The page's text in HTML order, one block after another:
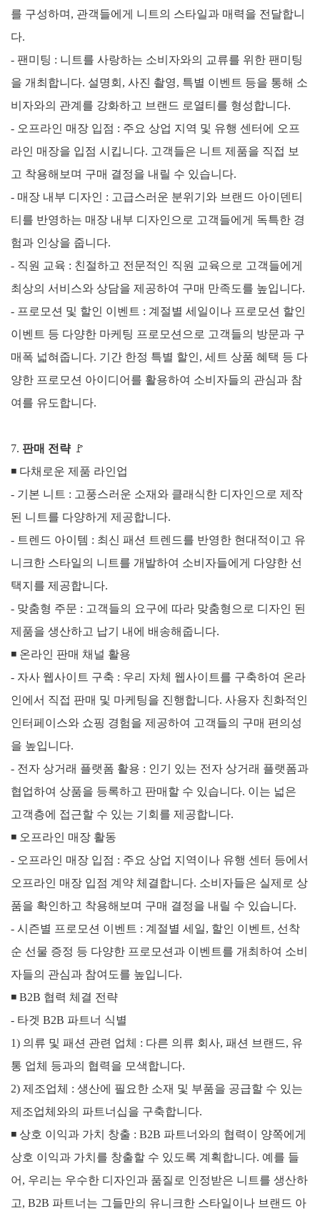
를 구성하며, 관객들에게 니트의 스타일과 매력을 전달합니
다.
- 팬미팅 : 니트를 사랑하는 소비자와의 교류를 위한 팬미팅
을 개최합니다. 설명회, 사진 촬영, 특별 이벤트 등을 통해 소
비자와의 관계를 강화하고 브랜드 로열티를 형성합니다.
- 오프라인 매장 입점 : 주요 상업 지역 및 유행 센터에 오프
라인 매장을 입점 시킵니다. 고객들은 니트 제품을 직접 보
고 착용해보며 구매 결정을 내릴 수 있습니다.
- 매장 내부 디자인 : 고급스러운 분위기와 브랜드 아이덴티
티를 반영하는 매장 내부 디자인으로 고객들에게 독특한 경
험과 인상을 줍니다.
- 직원 교육 : 친절하고 전문적인 직원 교육으로 고객들에게
최상의 서비스와 상담을 제공하여 구매 만족도를 높입니다.
- 프로모션 및 할인 이벤트 : 계절별 세일이나 프로모션 할인
이벤트 등 다양한 마케팅 프로모션으로 고객들의 방문과 구
매폭 넓혀줍니다. 기간 한정 특별 할인, 세트 상품 혜택 등 다
양한 프로모션 아이디어를 활용하여 소비자들의 관심과 참
여를 유도합니다.
7. 판매 전략 🚩
◾ 다채로운 제품 라인업
- 기본 니트 : 고풍스러운 소재와 클래식한 디자인으로 제작
된 니트를 다양하게 제공합니다.
- 트렌드 아이템 : 최신 패션 트렌드를 반영한 현대적이고 유
니크한 스타일의 니트를 개발하여 소비자들에게 다양한 선
택지를 제공합니다.
- 맞춤형 주문 : 고객들의 요구에 따라 맞춤형으로 디자인 된
제품을 생산하고 납기 내에 배송해줍니다.
◾ 온라인 판매 채널 활용
- 자사 웹사이트 구축 : 우리 자체 웹사이트를 구축하여 온라
인에서 직접 판매 및 마케팅을 진행합니다. 사용자 친화적인
인터페이스와 쇼핑 경험을 제공하여 고객들의 구매 편의성
을 높입니다.
- 전자 상거래 플랫폼 활용 : 인기 있는 전자 상거래 플랫폼과
협업하여 상품을 등록하고 판매할 수 있습니다. 이는 넓은
고객층에 접근할 수 있는 기회를 제공합니다.
◾ 오프라인 매장 활동
- 오프라인 매장 입점 : 주요 상업 지역이나 유행 센터 등에서
오프라인 매장 입점 계약 체결합니다. 소비자들은 실제로 상
품을 확인하고 착용해보며 구매 결정을 내릴 수 있습니다.
- 시즌별 프로모션 이벤트 : 계절별 세일, 할인 이벤트, 선착
순 선물 증정 등 다양한 프로모션과 이벤트를 개최하여 소비
자들의 관심과 참여도를 높입니다.
◾ B2B 협력 체결 전략
- 타겟 B2B 파트너 식별
1) 의류 및 패션 관련 업체 : 다른 의류 회사, 패션 브랜드, 유
통 업체 등과의 협력을 모색합니다.
2) 제조업체 : 생산에 필요한 소재 및 부품을 공급할 수 있는
제조업체와의 파트너십을 구축합니다.
◾ 상호 이익과 가치 창출 : B2B 파트너와의 협력이 양쪽에게
상호 이익과 가치를 창출할 수 있도록 계획합니다. 예를 들
어, 우리는 우수한 디자인과 품질로 인정받은 니트를 생산하
고, B2B 파트너는 그들만의 유니크한 스타일이나 브랜드 아